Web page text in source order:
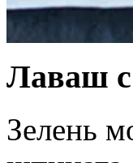
Лаваш
Зелень